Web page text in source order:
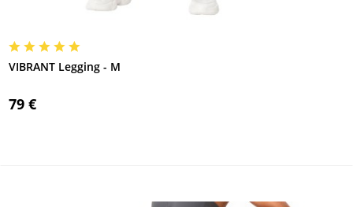
VIBRANT Legging - M
79 €